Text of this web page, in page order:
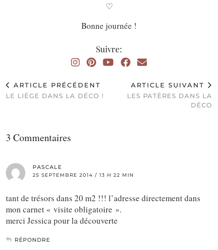
♡
Bonne journée !
Suivre:
ARTICLE PRÉCÉDENT
LE LIÈGE DANS LA DÉCO !
ARTICLE SUIVANT
LES PATÈRES DANS LA
DÉCO
3 Commentaires
PASCALE
25 SEPTEMBRE 2014 / 13 H 22 MIN
tant de trésors dans 20 m2 !!! l’adresse directement dans
mon carnet « visite obligatoire ».
merci Jessica pour la découverte
RÉPONDRE